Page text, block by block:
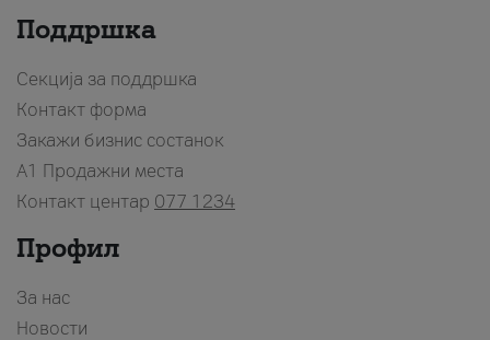
Поддршка
Секција за поддршка
Контакт форма
Закажи бизнис состанок
A1 Продажни места
Контакт центар 077 1234
Профил
За нас
Новости